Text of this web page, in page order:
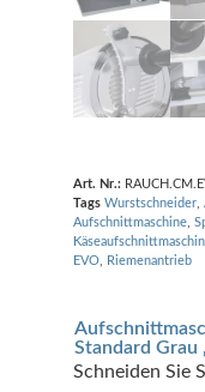
Art. Nr.:
Tags Wurstschneider,
Aufschnittmaschine,
EVO, Riemenantrieb
Standard Grau
Schneiden Sie